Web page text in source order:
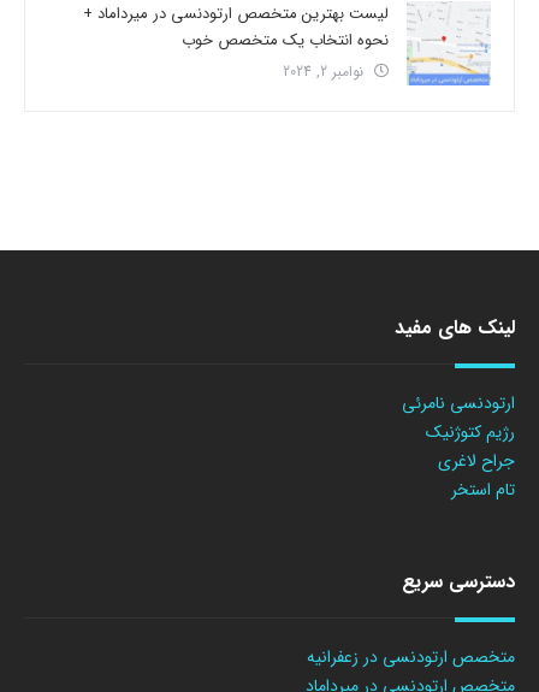
لیست بهترین متخصص ارتودنسی در میرداماد +
نحوه انتخاب یک متخصص خوب
نوامبر 2, 2024
لینک های مفید
ارتودنسی نامرئی
رژیم کتوژنیک
جراح لاغری
تام استخر
دسترسی سریع
متخصص ارتودنسی در زعفرانیه
متخصص ارتودنسی در میرداماد